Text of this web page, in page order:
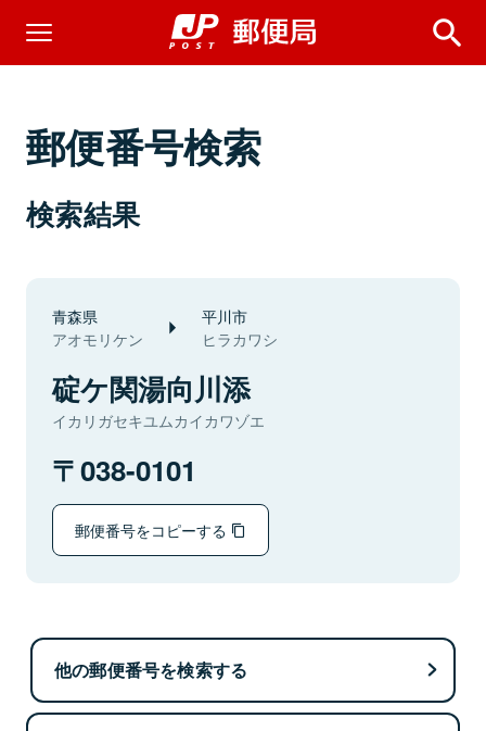
郵便番号検索
検索結果
青森県
アオモリケン
平川市
ヒラカワシ
碇ケ関湯向川添
イカリガセキユムカイカワゾエ
038-0101
郵便番号をコピーする
他の郵便番号を検索する